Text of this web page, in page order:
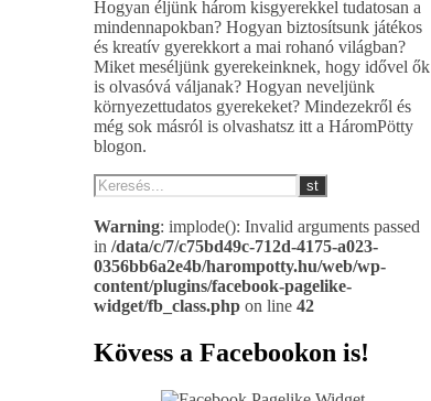
Hogyan éljünk három kisgyerekkel tudatosan a
mindennapokban? Hogyan biztosítsunk játékos
és kreatív gyerekkort a mai rohanó világban?
Miket meséljünk gyerekeinknek, hogy idővel ők
is olvasóvá váljanak? Hogyan neveljünk
környezettudatos gyerekeket? Mindezekről és
még sok másról is olvashatsz itt a HáromPötty
blogon.
Warning: implode(): Invalid arguments passed
in /data/c/7/c75bd49c-712d-4175-a023-
0356bb6a2e4b/harompotty.hu/web/wp-
content/plugins/facebook-pagelike-
widget/fb_class.php on line 42
Kövess a Facebookon is!